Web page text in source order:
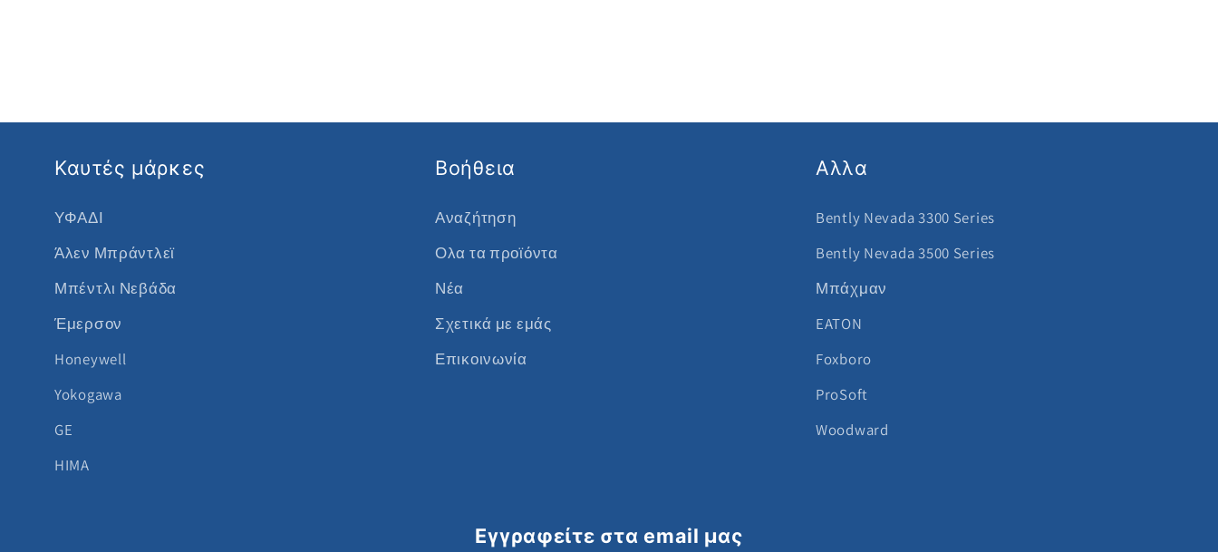
Καυτές μάρκες
ΥΦΑΔΙ
Άλεν Μπράντλεϊ
Μπέντλι Νεβάδα
Έμερσον
Honeywell
Yokogawa
GE
HIMA
Βοήθεια
Αναζήτηση
Ολα τα προϊόντα
Νέα
Σχετικά με εμάς
Επικοινωνία
Αλλα
Bently Nevada 3300 Series
Bently Nevada 3500 Series
Μπάχμαν
EATON
Foxboro
ProSoft
Woodward
Εγγραφείτε στα email μας